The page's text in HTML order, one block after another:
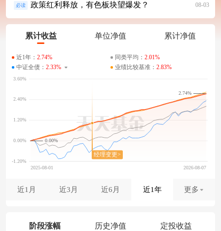
必读 政策红利释放，有色板块望爆发？ 08-03
累计收益 单位净值 累计净值
近1年： 2.74% 同类平均： 2.01%
中证全债： 2.33% 业绩比较基准： 2.83%
0.00%
2.74%
近1月 近3月 近6月 近1年 更多
阶段涨幅 历史净值 定投收益